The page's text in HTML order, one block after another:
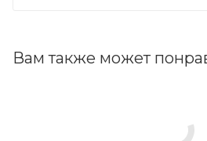
Вам также может